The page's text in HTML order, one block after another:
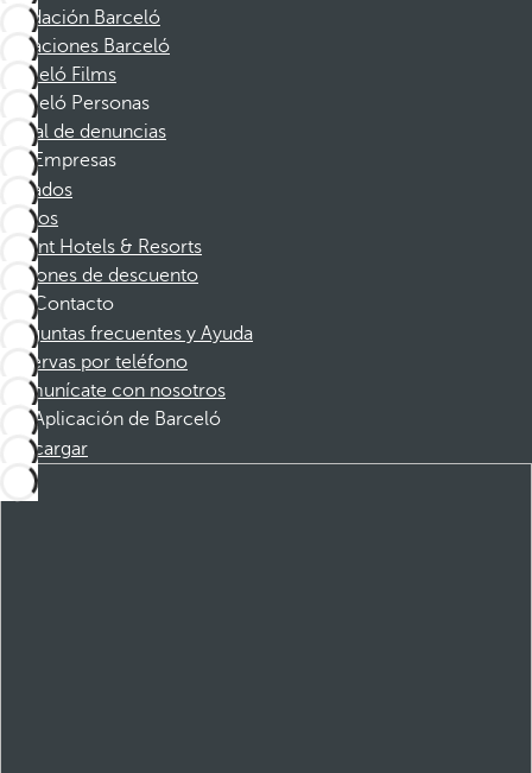
Fundación Barceló
Vacaciones Barceló
Barceló Films
Barceló Personas
Canal de denuncias
Empresas
Afiliados
Socios
Dorint Hotels & Resorts
Cupones de descuento
Contacto
Preguntas frecuentes y Ayuda
Reservas por teléfono
Comunícate con nosotros
Aplicación de Barceló
Descargar